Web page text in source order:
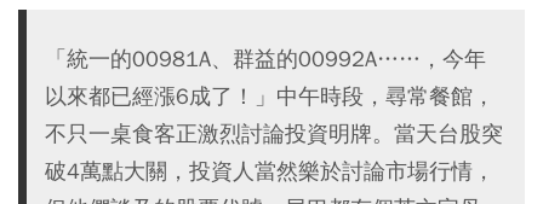
「統一的00981A、群益的00992A……，今年
以來都已經漲6成了！」中午時段，尋常餐館，
不只一桌食客正激烈討論投資明牌。當天台股突
破4萬點大關，投資人當然樂於討論市場行情，